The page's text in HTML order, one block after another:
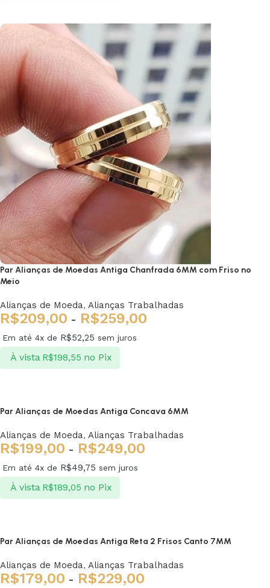
Par Alianças de Moedas Antiga Chanfrada 6MM com Friso no
Meio
Alianças de Moeda, Alianças Trabalhadas
R$209,00 - R$259,00
Em até 4x de R$52,25 sem juros
À vista R$198,55 no Pix
Par Alianças de Moedas Antiga Concava 6MM
Alianças de Moeda, Alianças Trabalhadas
R$199,00 - R$249,00
Em até 4x de R$49,75 sem juros
À vista R$189,05 no Pix
Par Alianças de Moedas Antiga Reta 2 Frisos Canto 7MM
Alianças de Moeda, Alianças Trabalhadas
R$179,00 - R$229,00